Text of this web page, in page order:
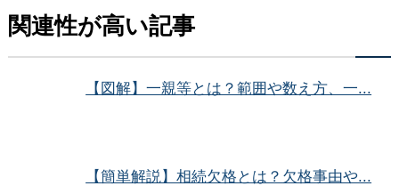
関連性が高い記事
【図解】一親等とは？範囲や数え方、一...
【簡単解説】相続欠格とは？欠格事由や...